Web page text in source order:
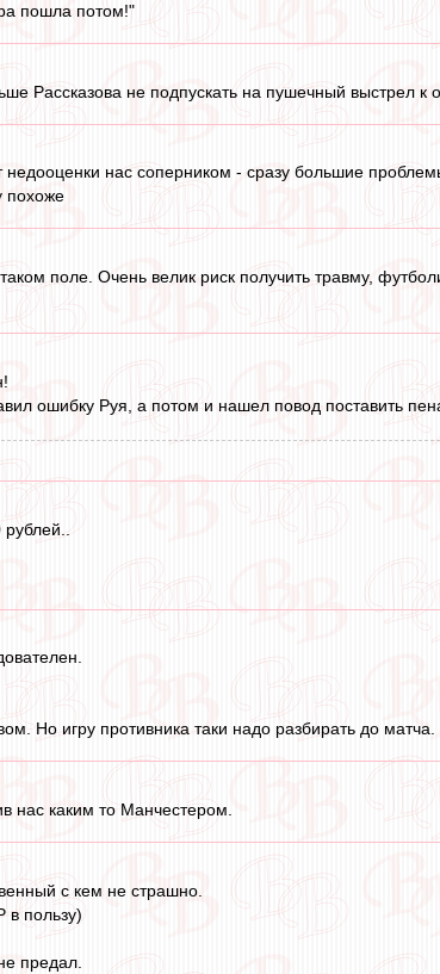
пошла потом!"
Рассказова не подпускать на пушечный выстрел к
недооценки нас соперником - сразу большие
похоже
поле. Очень велик риск получить травму,
ошибку Руя, а потом и нашел повод поставить
Но игру противника таки надо разбирать до матча.
нас каким то Манчестером.
с кем не страшно.
в пользу)
предал.